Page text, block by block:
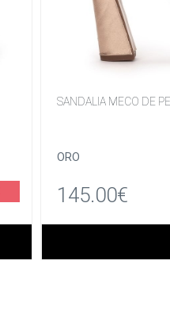
SANDALIA MECO DE
ORO
145.00€